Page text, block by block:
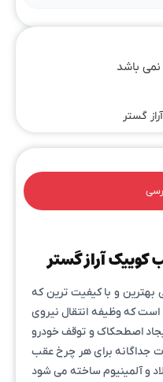
نمی باشد
گستر
آراز گستر
و با کیفیت ترین که
که وظیفه انتقال نیروی
اصطحکاک و توقف خودرو
جداگانه برای هر چرخ عقب
و آلمینیوم ساخته می شود